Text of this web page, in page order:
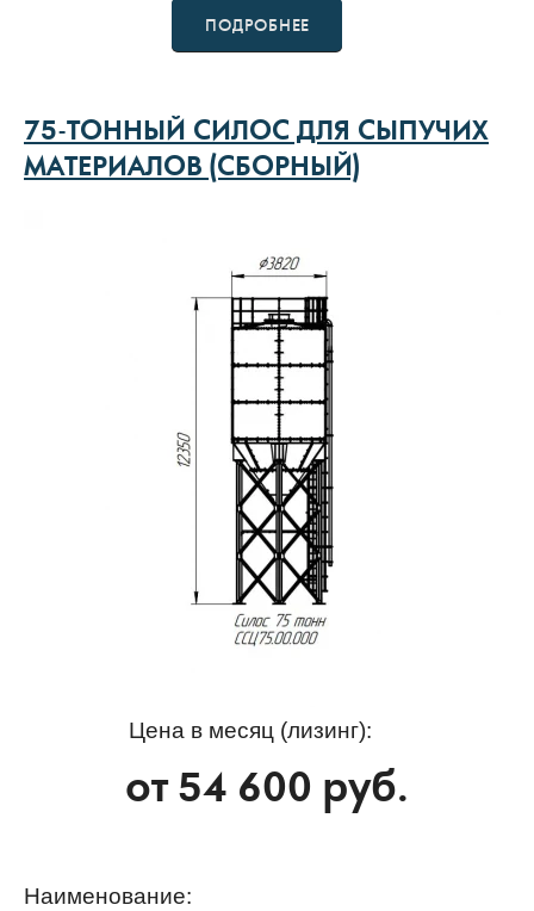
ПОДРОБНЕЕ
75-ТОННЫЙ СИЛОС ДЛЯ СЫПУЧИХ
МАТЕРИАЛОВ (СБОРНЫЙ)
Цена в месяц (лизинг):
от 54 600 руб.
Наименование: